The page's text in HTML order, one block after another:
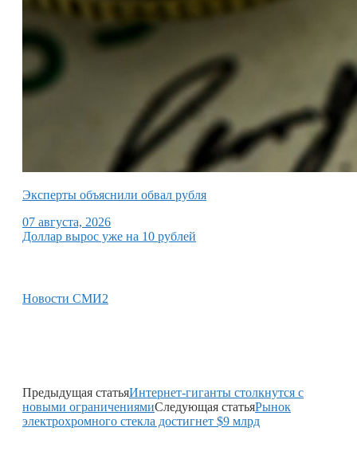
Эксперты объяснили обвал рубля
07 августа, 2026
Доллар вырос уже на 10 рублей
Новости СМИ2
Предыдущая статьяИнтернет-гиганты столкнутся с
новыми ограничениямиСледующая статьяРынок
электрохромного стекла достигнет $9 млрд